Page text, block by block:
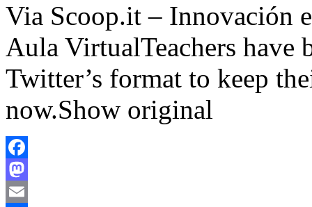
Via Scoop.it – Innovación
Aula VirtualTeachers have
Twitter’s format to keep
now.Show original
Facebook
Mastodon